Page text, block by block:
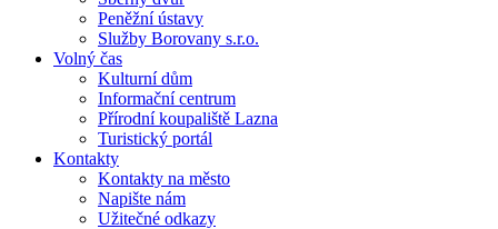
Peněžní ústavy
Služby Borovany s.r.o.
Volný čas
Kulturní dům
Informační centrum
Přírodní koupaliště Lazna
Turistický portál
Kontakty
Kontakty na město
Napište nám
Užitečné odkazy